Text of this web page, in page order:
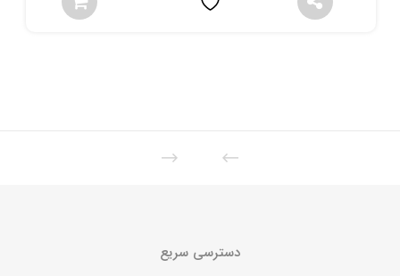
دسترسی سریع